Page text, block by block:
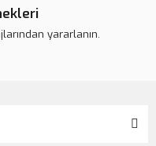
yararlanın.